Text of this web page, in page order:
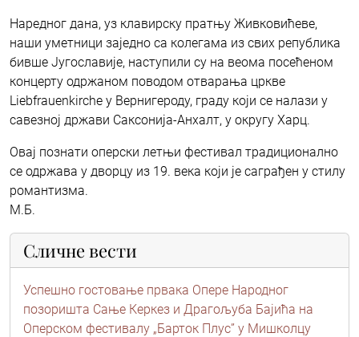
Наредног дана, уз клавирску пратњу Живковићеве,
наши уметници заједно са колегама из свих република
бивше Југославије, наступили су на веома посећеном
концерту одржаном поводом отварања цркве
Liebfrauenkirche у Вернигероду, граду који се налази у
савезној држави Саксонија-Анхалт, у округу Харц.
Овај познати оперски летњи фестивал традиционално
се одржава у дворцу из 19. века који је саграђен у стилу
романтизма.
М.Б.
Сличне вести
Успешно гостовање првака Опере Народног
позоришта Сање Керкез и Драгољуба Бајића на
Оперском фестивалу „Барток Плус” у Мишколцу